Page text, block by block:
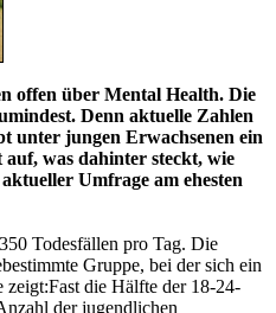
offen über Mental Health. Die
Denn aktuelle Zahlen
unter jungen Erwachsenen ein
was dahinter steckt, wie
Umfrage am ehesten
Todesfällen pro Tag. Die
Gruppe, bei der sich ein
zeigt:Fast die Hälfte der 18-24-
der jugendlichen